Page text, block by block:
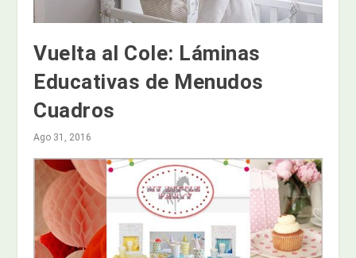
Vuelta al Cole: Láminas
Educativas de Menudos
Cuadros
Ago 31, 2016